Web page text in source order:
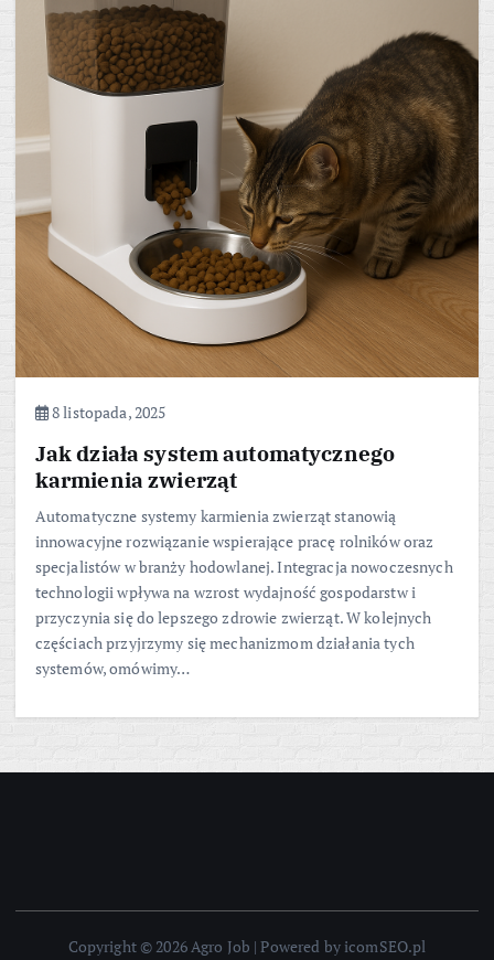
8 listopada, 2025
Jak działa system automatycznego
karmienia zwierząt
Automatyczne systemy karmienia zwierząt stanowią
innowacyjne rozwiązanie wspierające pracę rolników oraz
specjalistów w branży hodowlanej. Integracja nowoczesnych
technologii wpływa na wzrost wydajność gospodarstw i
przyczynia się do lepszego zdrowie zwierząt. W kolejnych
częściach przyjrzymy się mechanizmom działania tych
systemów, omówimy…
Copyright © 2026 Agro Job | Powered by icomSEO.pl